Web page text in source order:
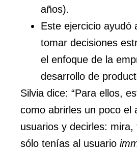
años).
Este ejercicio ayudó
tomar decisiones
el enfoque de la
desarrollo de
Silvia dice: “Para ellos,
como abrirles un poco el
usuarios y decirles:
sólo tenías al usuario